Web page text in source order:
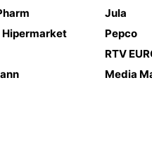
Jula
Hipermarket
Pepco
RTV
Media